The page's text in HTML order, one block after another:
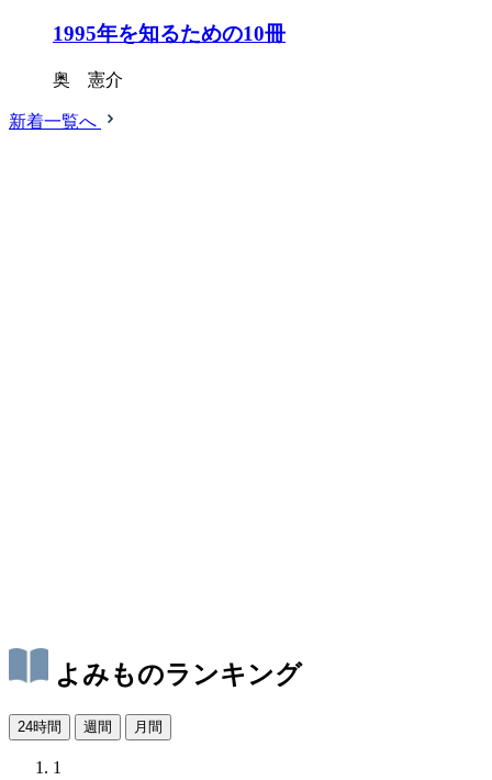
1995年を知るための10冊
奥 憲介
新着一覧へ
よみものランキング
24時間 週間 月間
1